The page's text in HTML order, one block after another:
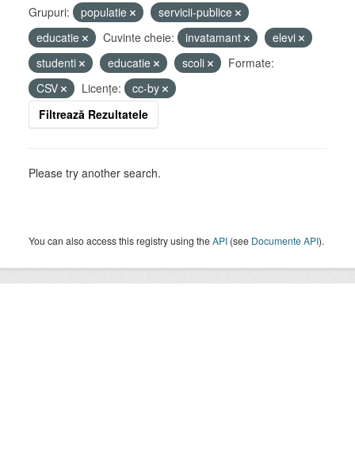
Grupuri: populatie
servicii-publice
educatie
Cuvinte cheie: invatamant
elevi
studenti
educatie scoli
Formate:
CSV
Licenţe:
cc-by
Filtrează Rezultatele
Please try another search.
You can also access this registry using theAPI (see Documente API).